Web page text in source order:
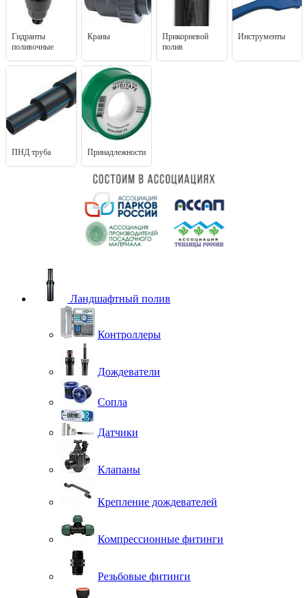
Гидранты
поливочные
Краны
Прикорневой
полив
Инструменты
ПНД труба Принадлежности
Ландшафтный полив
Контроллеры
Дождеватели
Сопла
Датчики
Клапаны
Крепление дождевателей
Компрессионные фитинги
Резьбовые фитинги